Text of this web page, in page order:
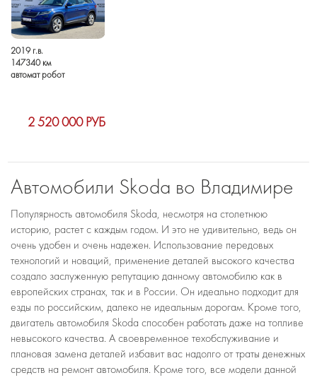
2019 г.в.
147340 км
автомат робот
2 520 000 РУБ
Автомобили Skoda во Владимире
Популярность автомобиля Skoda, несмотря на столетнюю
историю, растет с каждым годом. И это не удивительно, ведь он
очень удобен и очень надежен. Использование передовых
технологий и новаций, применение деталей высокого качества
создало заслуженную репутацию данному автомобилю как в
европейских странах, так и в России. Он идеально подходит для
езды по российским, далеко не идеальным дорогам. Кроме того,
двигатель автомобиля Skoda способен работать даже на топливе
невысокого качества. А своевременное техобслуживание и
плановая замена деталей избавит вас надолго от траты денежных
средств на ремонт автомобиля. Кроме того, все модели данной